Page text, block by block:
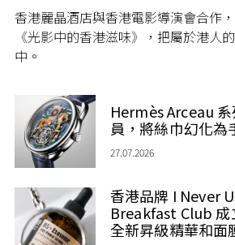
香港麗晶酒店與香港電影導演會合作
《光影中的香港滋味》，把屬於港人
中。
Hermès Arceau
員，將絲巾幻化為
27.07.2026
香港品牌 I Never
Breakfast Club 成
全新昇級精華和面